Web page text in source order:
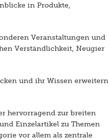
in Produkte,
Veranstaltungen und
Verständlichkeit, Neugier
und ihr Wissen erweitern
hervorragend zur breiten
Einzelartikel zu Themen
vor allem als zentrale